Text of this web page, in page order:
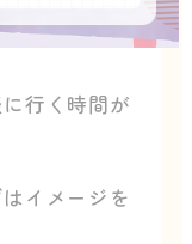
行く時間が
イメージを